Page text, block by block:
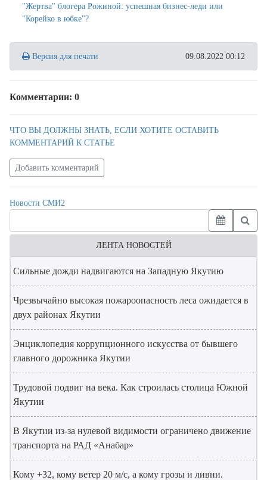
"Жертва" блогера Рожиной: успешная бизнес-леди или
"Корейко в юбке"?
Версия для печати 09.08.2022 00:12
Комментарии: 0
ЧТО ВЫ ДОЛЖНЫ ЗНАТЬ, ЕСЛИ ХОТИТЕ ОСТАВИТЬ
КОММЕНТАРИЙ К СТАТЬЕ
Добавить комментарий
Новости СМИ2
ЛЕНТА НОВОСТЕЙ
Сильные дожди надвигаются на Западную Якутию
Чрезвычайно высокая пожароопасность леса ожидается в
двух районах Якутии
Энциклопедия коррупционного искусства от бывшего
главного дорожника Якутии
Трудовой подвиг на века. Как строилась столица Южной
Якутии
В Якутии из-за нулевой видимости ограничено движение
транспорта на РАД «Анабар»
Кому +32, кому ветер 20 м/с, а кому грозы и ливни.